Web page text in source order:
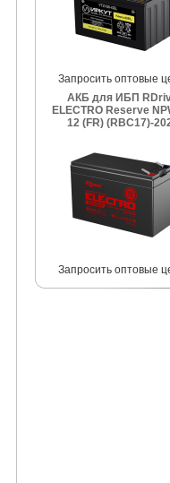
Запросить оптовые
АКБ для ИБП
ELECTRO Reserve
12 (FR) (RBC17)-
Запросить оптовые